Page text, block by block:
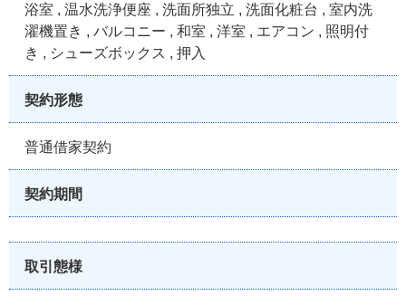
浴室 , 温水洗浄便座 , 洗面所独立 , 洗面化粧台 , 室内洗
濯機置き , バルコニー , 和室 , 洋室 , エアコン , 照明付
き , シューズボックス , 押入
契約形態
普通借家契約
契約期間
取引態様